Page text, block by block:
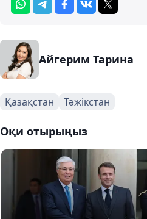
Айгерим Тарина
Қазақстан Тәжікстан
Оқи отырыңыз